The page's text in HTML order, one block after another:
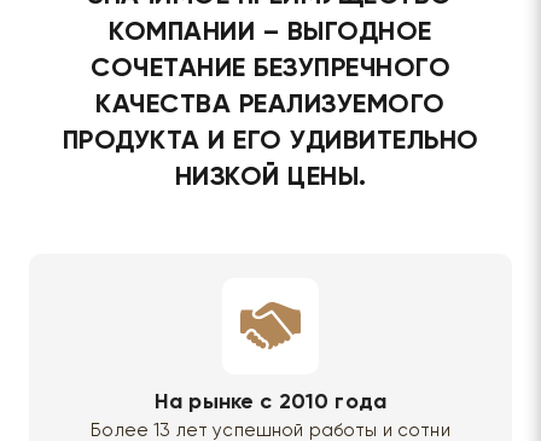
КОМПАНИИ – ВЫГОДНОЕ
СОЧЕТАНИЕ БЕЗУПРЕЧНОГО
КАЧЕСТВА РЕАЛИЗУЕМОГО
ПРОДУКТА И ЕГО УДИВИТЕЛЬНО
НИЗКОЙ ЦЕНЫ.
На рынке с 2010 года
Более 13 лет успешной работы и сотни